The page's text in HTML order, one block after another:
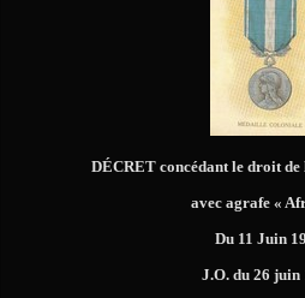
DÉCRET concédant le droit
avec agrafe «
Du 11 Juin
J.O. du 26 juin